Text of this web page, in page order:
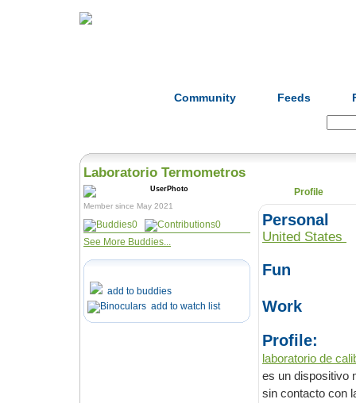
Community Feeds
Laboratorio Termometros
Member since May 2021
0
0
See More Buddies...
add to buddies
add to watch list
Profile
Personal
United States
Fun
Work
Profile:
es un dispositivo moderno que verifica la
sin contacto con la piel. El resultado es visible en la pantalla tras unos segundos. Esto